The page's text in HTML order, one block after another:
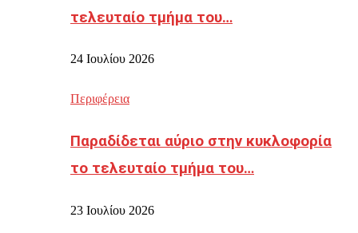
τελευταίο τμήμα του…
24 Ιουλίου 2026
Περιφέρεια
Παραδίδεται αύριο στην κυκλοφορία
το τελευταίο τμήμα του…
23 Ιουλίου 2026